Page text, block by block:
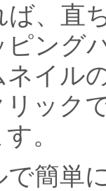
、直
ング
ネイル
ック
。
簡単